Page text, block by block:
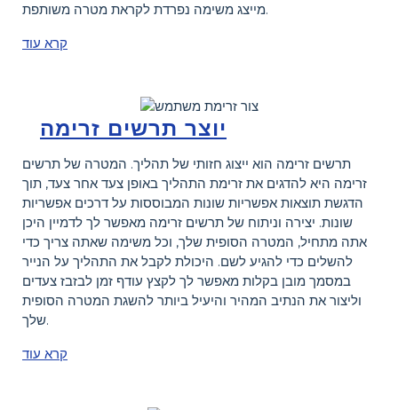
מייצג משימה נפרדת לקראת מטרה משותפת.
קרא עוד
יוצר תרשים זרימה
תרשים זרימה הוא ייצוג חזותי של תהליך. המטרה של תרשים
זרימה היא להדגים את זרימת התהליך באופן צעד אחר צעד, תוך
הדגשת תוצאות אפשריות שונות המבוססות על דרכים אפשריות
שונות. יצירה וניתוח של תרשים זרימה מאפשר לך לדמיין היכן
אתה מתחיל, המטרה הסופית שלך, וכל משימה שאתה צריך כדי
להשלים כדי להגיע לשם. היכולת לקבל את התהליך על הנייר
במסמך מובן בקלות מאפשר לך לקצץ עודף זמן לבזבז צעדים
וליצור את הנתיב המהיר והיעיל ביותר להשגת המטרה הסופית
שלך.
קרא עוד